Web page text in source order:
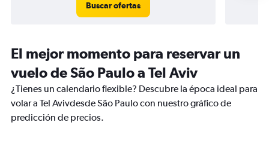
Buscar ofertas
El mejor momento para reservar un
vuelo de São Paulo a Tel Aviv
¿Tienes un calendario flexible? Descubre la época ideal para
volar a Tel Avivdesde São Paulo con nuestro gráfico de
predicción de precios.